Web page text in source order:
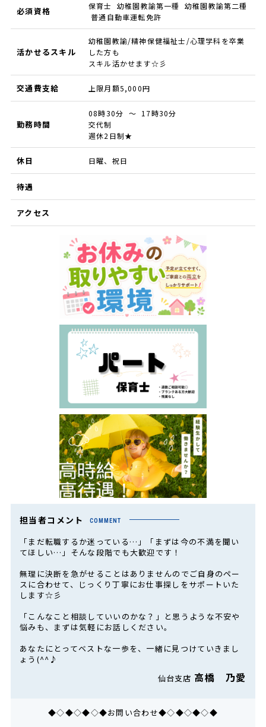
必須資格
保育士 幼稚園教諭第一種 幼稚園教諭第二種
普通自動車運転免許
活かせるスキル
幼稚園教諭/精神保健福祉士/心理学科を卒業
した方も
スキル活かせます☆彡
交通費支給 上限月額5,000円
勤務時間
08時30分 ～ 17時30分
交代制
週休2日制★
休日 日曜、祝日
待遇
アクセス
担当者コメント COMMENT
「まだ転職するか迷っている…」「まずは今の不満を聞い
てほしい…」そんな段階でも大歓迎です！
無理に決断を急がせることはありませんのでご自身のペー
スに合わせて、じっくり丁寧にお仕事探しをサポートいた
します☆彡
「こんなこと相談していいのかな？」と思うような不安や
悩みも、まずは気軽にお話しください。
あなたにとってベストな一歩を、一緒に見つけていきまし
ょう(^^♪
仙台支店 高橋 乃愛
◆◇◆◇◆◇◆お問い合わせ◆◇◆◇◆◇◆